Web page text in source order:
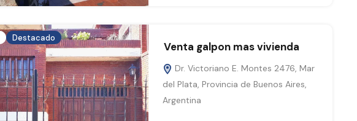
Destacado
Venta galpon mas vivienda
Dr. Victoriano E. Montes 2476, Mar
del Plata, Provincia de Buenos Aires,
Argentina